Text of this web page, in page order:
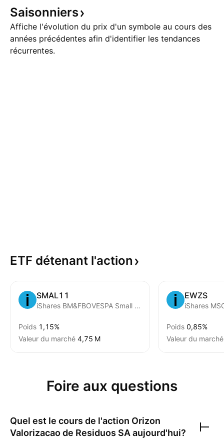
Saisonniers
Affiche l'évolution du prix d'un symbole au cours des
années précédentes afin d'identifier les tendances
récurrentes.
ETF détenant l'action
SMAL11
iShares BM&FBOVESPA Small Cap Index Fund
Poids 1,15%
Valeur du marché ‪4,75 M‬
EWZS
Poids 0,85%
Valeur du marché
Foire aux questions
Quel est le cours de l'action Orizon
Valorizacao de Residuos SA aujourd'hui?